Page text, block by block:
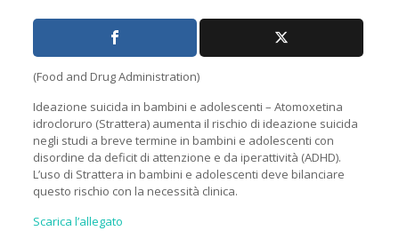
(Food and Drug Administration)
Ideazione suicida in bambini e adolescenti – Atomoxetina
idrocloruro (Strattera) aumenta il rischio di ideazione suicida
negli studi a breve termine in bambini e adolescenti con
disordine da deficit di attenzione e da iperattività (ADHD).
L’uso di Strattera in bambini e adolescenti deve bilanciare
questo rischio con la necessità clinica.
Scarica l’allegato